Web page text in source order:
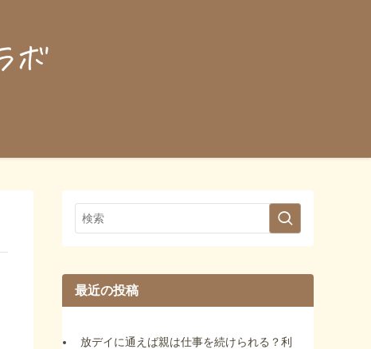
最近の投稿
放デイに通えば親は仕事を続けられる？利